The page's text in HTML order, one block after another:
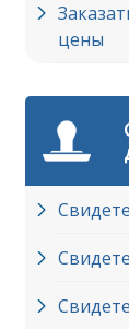
цены